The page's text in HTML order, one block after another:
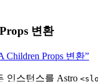
변환
Children Props 변환”
인스턴스를 Astro